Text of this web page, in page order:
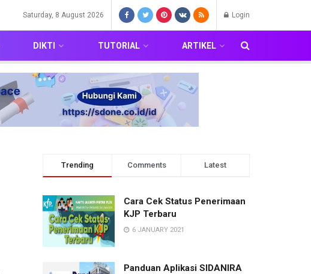
Saturday, 8 August 2026 Login
DIKTI TUTORIAL ARTIKEL
Trending Comments Latest
Cara Cek Status Penerimaan
KJP Terbaru
6 JANUARY 2021
Panduan Aplikasi SIDANIRA